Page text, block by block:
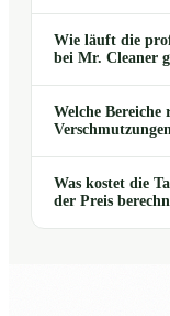
Wie läuft die
bei Mr. Cleaner
Welche
Was kostet die
der Preis